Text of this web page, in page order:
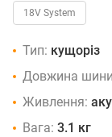
18V System
Тип: кущоріз
Довжина
Живлення:
Вага: 3.1 кг